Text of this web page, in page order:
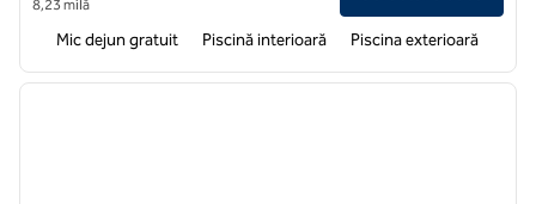
8,23 milă
Mic dejun gratuit Piscină interioară Piscina exterioară
1 din 12